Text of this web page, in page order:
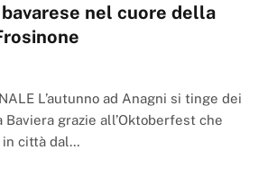
nel cuore della
L’autunno ad Anagni si tinge dei
grazie all’Oktoberfest che
in città dal…